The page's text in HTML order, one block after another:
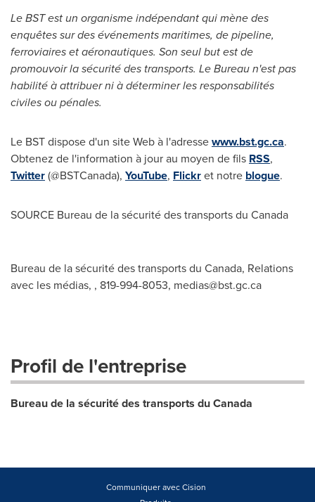
Le BST est un organisme indépendant qui mène des
enquêtes sur des événements maritimes, de pipeline,
ferroviaires et aéronautiques. Son seul but est de
promouvoir la sécurité des transports. Le Bureau n'est pas
habilité à attribuer ni à déterminer les responsabilités
civiles ou pénales.
Le BST dispose d'un site Web à l'adressewww.bst.gc.ca.
Obtenez de l'information à jour au moyen de fils RSS,
Twitter(@BSTCanada), YouTube, Flickret notre blogue.
SOURCE Bureau de la sécurité des transports du Canada
Bureau de la sécurité des transports du Canada, Relations
avec les médias, , 819-994-8053, medias@bst.gc.ca
Profil de l'entreprise
Bureau de la sécurité des transports du Canada
Communiquer avec Cision